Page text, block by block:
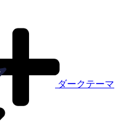
ダークテーマ